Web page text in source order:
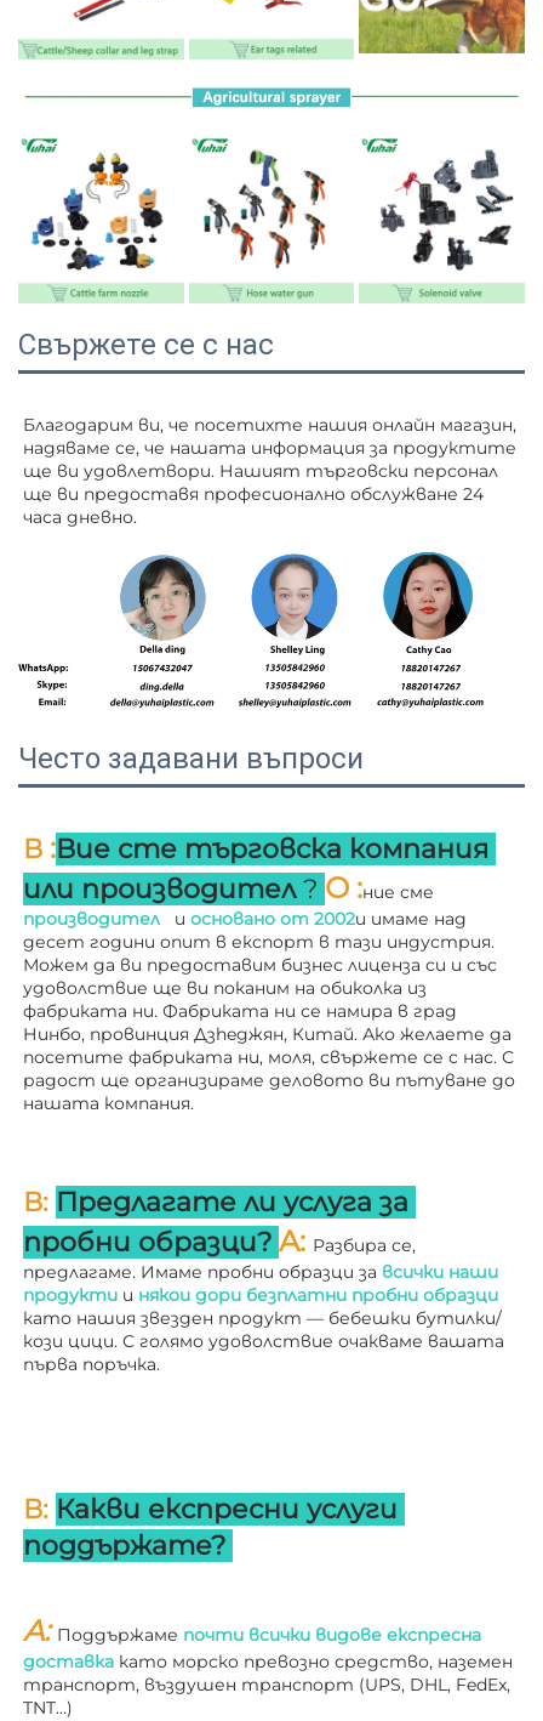
Свържете се с нас
Благодарим ви, че посетихте нашия онлайн магазин,
надяваме се, че нашата информация за продуктите
ще ви удовлетвори. Нашият търговски персонал
ще ви предоставя професионално обслужване 24
часа дневно.
Често задавани въпроси
В :Вие сте търговска компания
или производител ? О :
производител и основано от 2002и имаме над
десет години опит в експорт в тази индустрия.
Можем да ви предоставим бизнес лиценза си и със
удоволствие ще ви поканим на обиколка из
фабриката ни. Фабриката ни се намира в град
Нинбо, провинция Дзheджян, Китай. Ако желаете да
посетите фабриката ни, моля, свържете се с нас. С
радост ще организираме деловото ви пътуване до
нашата компания.
В: Предлагате ли услуга за
пробни образци? A: Разбира се,
предлагаме. Имаме пробни образци за всички наши
продукти и
като нашия звезден продукт — бебешки бутилки/
кози цици. С голямо удоволствие очакваме вашата
първа поръчка.
В: Какви експресни услуги
поддържате?
A: Поддържаме почти всички видове експресна
доставка като морско превозно средство, наземен
транспорт, въздушен транспорт (UPS, DHL, FedEx,
TNT…)